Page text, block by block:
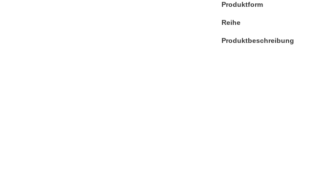
Produktform
Reihe
Produktbeschreibung